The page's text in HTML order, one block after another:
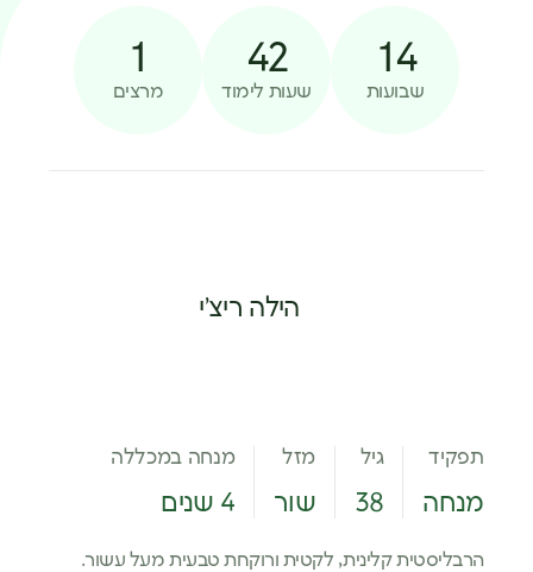
14
שבועות
42
שעות לימוד
1
מרצים
הילה ריצ’י
תפקיד
מנחה
גיל
38
מזל
שור
מנחה במכללה
4 שנים
הרבליסטית קלינית, לקטית ורוקחת טבעית מעל עשור.